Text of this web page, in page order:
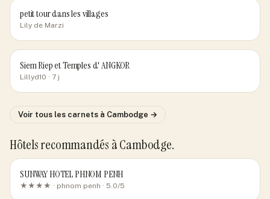
petit tour dans les villages
Lily de Marzi
Siem Riep et Temples d' ANGKOR
Lillyd10 · 7 j
Voir tous les carnets à Cambodge →
Hôtels recommandés à Cambodge.
SUNWAY HOTEL PHNOM PENH
★★★★ · phnom penh · 5.0/5